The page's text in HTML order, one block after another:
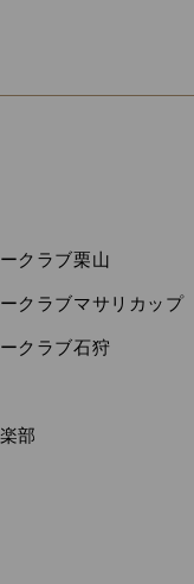
クラブ栗山
クラブマサリカップ
クラブ石狩
部